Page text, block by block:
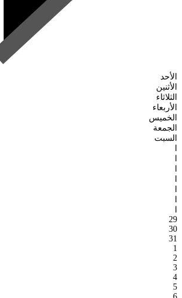
الأحد
الأثنين
الثلاثاء
الأربعاء
الخميس
الجمعة
السبت
29
30
31
1
2
3
4
5